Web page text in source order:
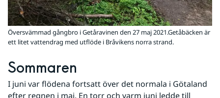
Översvämmad gångbro i Getåravinen den 27 maj 2021.Getåbäcken är
ett litet vattendrag med utflöde i Bråvikens norra strand.
Sommaren
I juni var flödena fortsatt över det normala i Götaland
efter regnen i maj. En torr och varm juni ledde till